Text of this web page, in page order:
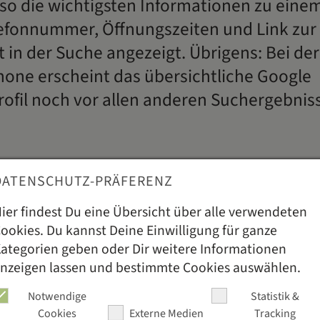
die wichtigsten Informationen zu
Öffnungszeiten und Link
der Suche angezeigt. Übrigens: Bei
erscheint das übersichtliche Google
noch vor allen anderen
aufgepasst! Für die meisten
Unternehmensprofil. Das kann zum Verhängnis
dort fehlerhafte Informationen über Dein
Unternehmensprofil, um neue Gäste zu
die Hand.
die Zeit, die Daten wie z. B. die Öffnungszeiten
PRÄFERENZ
findest Du eine Übersicht über alle verwendeten
Du kannst Deine Einwilligung für ganze
geben oder Dir weitere Informationen
lassen und bestimmte Cookies auswählen.
Notwendige
Cookies
Externe Medien
Statistik &
Tracking